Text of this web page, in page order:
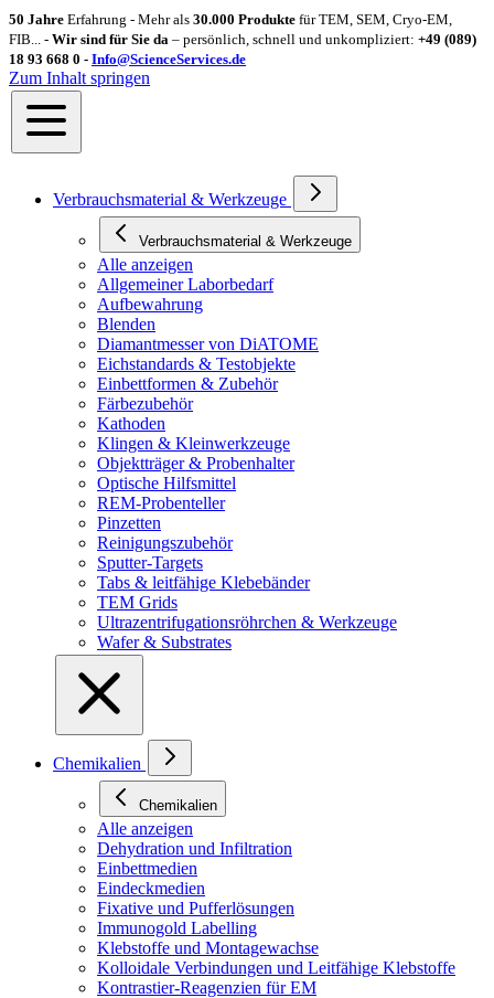
50 Jahre Erfahrung - Mehr als 30.000 Produkte für TEM, SEM, Cryo-EM,
FIB... - Wir sind für Sie da – persönlich, schnell und unkompliziert: +49 (089)
18 93 668 0 - Info@ScienceServices.de
Zum Inhalt springen
Verbrauchsmaterial & Werkzeuge
Verbrauchsmaterial & Werkzeuge
Alle anzeigen
Allgemeiner Laborbedarf
Aufbewahrung
Blenden
Diamantmesser von DiATOME
Eichstandards & Testobjekte
Einbettformen & Zubehör
Färbezubehör
Kathoden
Klingen & Kleinwerkzeuge
Objektträger & Probenhalter
Optische Hilfsmittel
REM-Probenteller
Pinzetten
Reinigungszubehör
Sputter-Targets
Tabs & leitfähige Klebebänder
TEM Grids
Ultrazentrifugationsröhrchen & Werkzeuge
Wafer & Substrates
Chemikalien
Chemikalien
Alle anzeigen
Dehydration und Infiltration
Einbettmedien
Eindeckmedien
Fixative und Pufferlösungen
Immunogold Labelling
Klebstoffe und Montagewachse
Kolloidale Verbindungen und Leitfähige Klebstoffe
Kontrastier-Reagenzien für EM